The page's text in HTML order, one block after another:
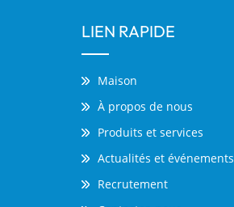
LIEN RAPIDE
Maison
À propos de nous
Produits et services
Actualités et événements
Recrutement